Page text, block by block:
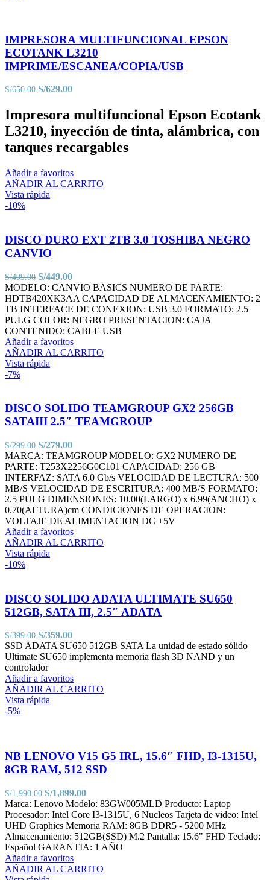
IMPRESORA MULTIFUNCIONAL EPSON
ECOTANK L3210
IMPRIME/ESCANEA/COPIA/USB
S/650.00 El
era:
S/650.00.
S/629.00El
actual
es:
S/629.00.
Impresora multifuncional Epson Ecotank
L3210, inyección de tinta, alámbrica, con
tanques recargables
Añadir a favoritos
AÑADIR AL CARRITO
Vista rápida
-10%
DISCO DURO EXT 2TB 3.0 TOSHIBA NEGRO
CANVIO
S/499.00 El
precio
original
era:
S/499.00.
S/449.00El
precio
actual
es:
S/449.00.
MODELO: CANVIO BASICS NUMERO DE PARTE:
HDTB420XK3AA CAPACIDAD DE ALMACENAMIENTO: 2
TB INTERFACE DE CONEXION: USB 3.0 FORMATO: 2.5
PULG COLOR: NEGRO PRESENTACION: CAJA
CONTENIDO: CABLE USB
Añadir a favoritos
AÑADIR AL CARRITO
Vista rápida
-7%
DISCO SOLIDO TEAMGROUP GX2 256GB
SATAIII 2.5″ TEAMGROUP
S/299.00 El
precio
original
era:
S/299.00.
S/279.00El
precio
actual
es:
S/279.00.
MARCA: TEAMGROUP MODELO: GX2 NUMERO DE
PARTE: T253X2256G0C101 CAPACIDAD: 256 GB
INTERFAZ: SATA 6.0 Gb/s VELOCIDAD DE LECTURA: 500
MB/S VELOCIDAD DE ESCRITURA: 400 MB/S FORMATO:
2.5 PULG DIMENSIONES: 10.00(LARGO) x 6.99(ANCHO) x
0.70(ALTURA)cm CONDICIONES DE OPERACION:
VOLTAJE DE ALIMENTACION DC +5V
Añadir a favoritos
AÑADIR AL CARRITO
Vista rápida
-10%
DISCO SOLIDO ADATA ULTIMATE SU650
512GB, SATA III, 2.5″ ADATA
S/399.00 El
precio
original
era:
S/399.00.
S/359.00El
precio
actual
S/359.00.
SSD ADATA SU650 512GB SATA La unidad de estado sólido
Ultimate SU650 implementa memoria flash 3D NAND y un
controlador
Añadir a favoritos
AÑADIR AL CARRITO
Vista rápida
-5%
NB LENOVO V15 G5 IRL, 15.6″ FHD, I3-1315U,
8GB RAM, 512 SSD
S/1,990.00 El
precio
original
era:
S/1,990.00.
S/1,899.00El
precio
actual
es:
S/1,899.00.
Marca: Lenovo Modelo: 83GW005MLD Producto: Laptop
Procesador: Intel Core I3-1315U, 6 Nucleos Tarjeta de video: Intel
UHD Graphics Memoria RAM: 8GB DDR5 - 5200 MHz
Almacenamiento: 512GB(SSD) M.2 Pantalla: 15.6" FHD Teclado:
Español GARANTIA: 1 AÑO
Añadir a favoritos
AÑADIR AL CARRITO